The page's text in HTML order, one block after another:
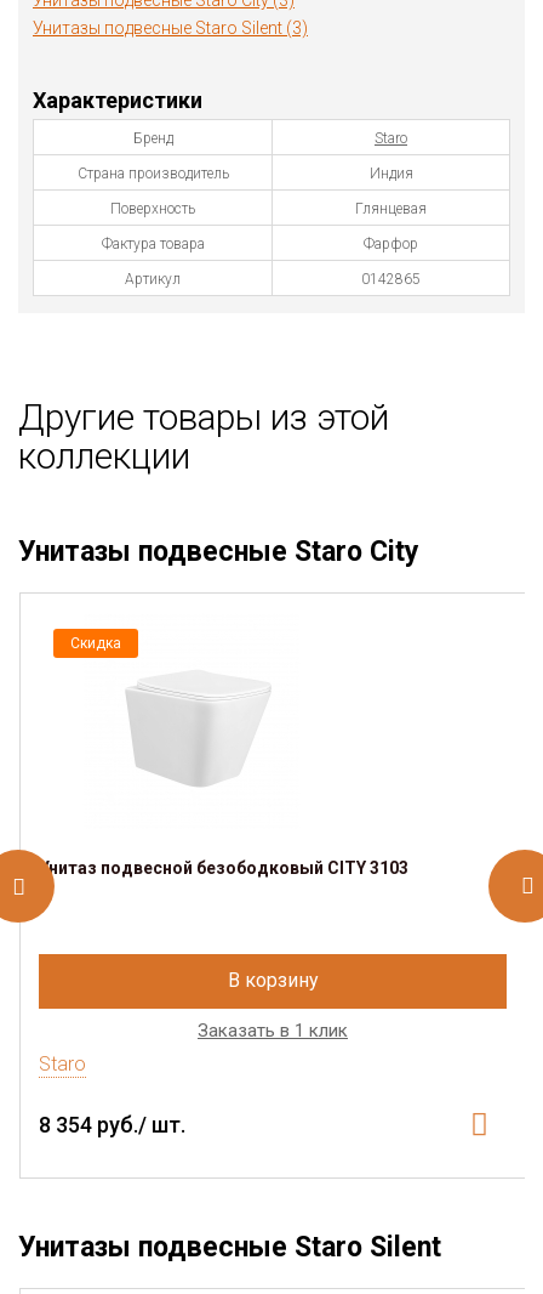
Унитазы подвесные Staro Silent (3)
Характеристики
Бренд Staro
Страна производитель Индия
Поверхность Глянцевая
Фактура товара Фарфор
Артикул 0142865
Другие товары из этой
коллекции
Унитазы подвесные Staro City
Скидка
Унитаз подвесной безободковый CITY 3103
В корзину
Заказать в 1 клик
Staro
8 354 руб./ шт.
Унитазы подвесные Staro Silent